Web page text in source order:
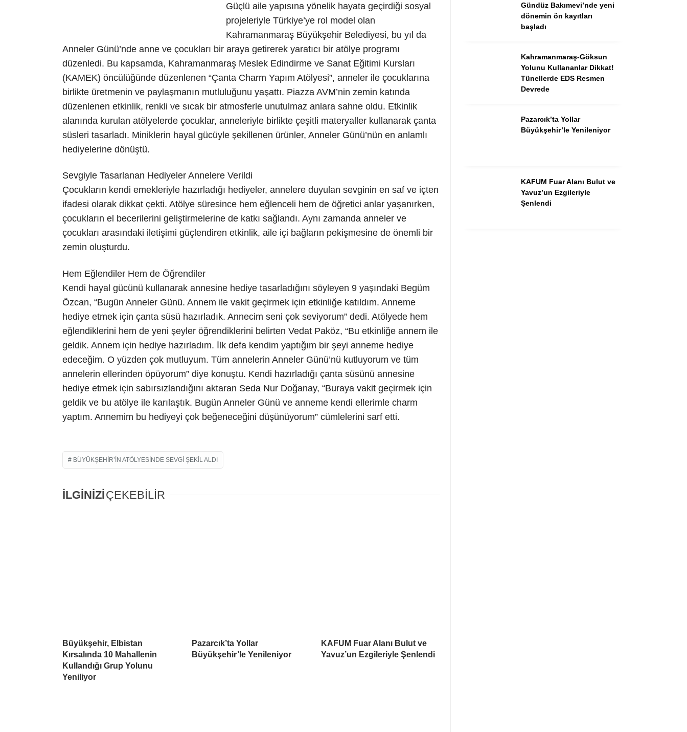
Güçlü aile yapısına yönelik hayata geçirdiği sosyal
projeleriyle Türkiye’ye rol model olan
Kahramanmaraş Büyükşehir Belediyesi, bu yıl da
Anneler Günü’nde anne ve çocukları bir araya getirerek yaratıcı bir atölye programı
düzenledi. Bu kapsamda, Kahramanmaraş Meslek Edindirme ve Sanat Eğitimi Kursları
(KAMEK) öncülüğünde düzenlenen “Çanta Charm Yapım Atölyesi”, anneler ile çocuklarına
birlikte üretmenin ve paylaşmanın mutluluğunu yaşattı. Piazza AVM’nin zemin katında
düzenlenen etkinlik, renkli ve sıcak bir atmosferle unutulmaz anlara sahne oldu. Etkinlik
alanında kurulan atölyelerde çocuklar, anneleriyle birlikte çeşitli materyaller kullanarak çanta
süsleri tasarladı. Miniklerin hayal gücüyle şekillenen ürünler, Anneler Günü’nün en anlamlı
hediyelerine dönüştü.
Sevgiyle Tasarlanan Hediyeler Annelere Verildi
Çocukların kendi emekleriyle hazırladığı hediyeler, annelere duyulan sevginin en saf ve içten
ifadesi olarak dikkat çekti. Atölye süresince hem eğlenceli hem de öğretici anlar yaşanırken,
çocukların el becerilerini geliştirmelerine de katkı sağlandı. Aynı zamanda anneler ve
çocukları arasındaki iletişimi güçlendiren etkinlik, aile içi bağların pekişmesine de önemli bir
zemin oluşturdu.
Hem Eğlendiler Hem de Öğrendiler
Kendi hayal gücünü kullanarak annesine hediye tasarladığını söyleyen 9 yaşındaki Begüm
Özcan, “Bugün Anneler Günü. Annem ile vakit geçirmek için etkinliğe katıldım. Anneme
hediye etmek için çanta süsü hazırladık. Annecim seni çok seviyorum” dedi. Atölyede hem
eğlendiklerini hem de yeni şeyler öğrendiklerini belirten Vedat Paköz, “Bu etkinliğe annem ile
geldik. Annem için hediye hazırladım. İlk defa kendim yaptığım bir şeyi anneme hediye
edeceğim. O yüzden çok mutluyum. Tüm annelerin Anneler Günü’nü kutluyorum ve tüm
annelerin ellerinden öpüyorum” diye konuştu. Kendi hazırladığı çanta süsünü annesine
hediye etmek için sabırsızlandığını aktaran Seda Nur Doğanay, “Buraya vakit geçirmek için
geldik ve bu atölye ile karılaştık. Bugün Anneler Günü ve anneme kendi ellerimle charm
yaptım. Annemim bu hediyeyi çok beğeneceğini düşünüyorum” cümlelerini sarf etti.
BÜYÜKŞEHIR’IN ATÖLYESINDE SEVGI ŞEKIL ALDI
İLGİNİZİÇEKEBİLİR
Büyükşehir, Elbistan
Kırsalında 10 Mahallenin
Kullandığı Grup Yolunu
Yeniliyor
Pazarcık’ta Yollar
Büyükşehir’le Yenileniyor
KAFUM Fuar Alanı Bulut ve
Yavuz’un Ezgileriyle Şenlendi
Gündüz Bakımevi’nde yeni
dönemin ön kayıtları
başladı
Kahramanmaraş-Göksun
Yolunu Kullananlar Dikkat!
Tünellerde EDS Resmen
Devrede
Pazarcık’ta Yollar
Büyükşehir’le Yenileniyor
KAFUM Fuar Alanı Bulut ve
Yavuz’un Ezgileriyle
Şenlendi